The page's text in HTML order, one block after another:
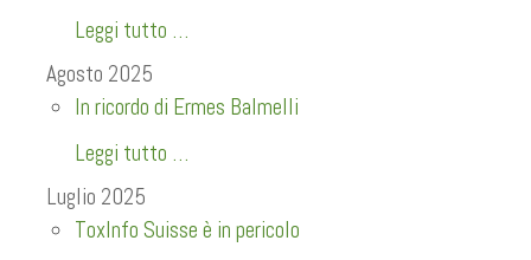
Leggi tutto …
Agosto 2025
In ricordo di Ermes Balmelli
Leggi tutto …
Luglio 2025
ToxInfo Suisse è in pericolo